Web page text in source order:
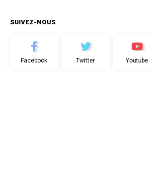
SUIVEZ-NOUS
Facebook Twitter Youtube